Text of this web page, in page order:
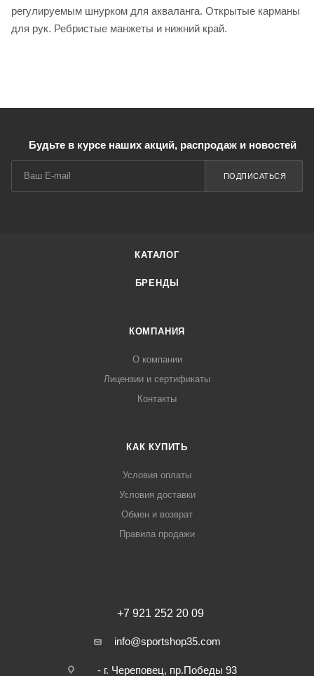
регулируемым шнурком для акваланга. Открытые карманы
для рук. Ребристые манжеты и нижний край.
Будьте в курсе наших акций, распродаж и новостей
ПОДПИСАТЬСЯ
КАТАЛОГ
БРЕНДЫ
КОМПАНИЯ
О компании
Лицензии и сертификаты
Контакты
КАК КУПИТЬ
Условия оплаты
Условия доставки
Обмен и возврат
Правила продажи
+7 921 252 20 09
info@sportshop35.com
- г. Череповец, пр.Победы 93